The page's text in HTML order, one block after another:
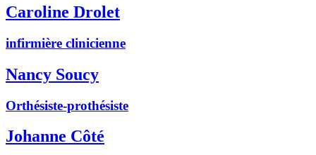
Caroline Drolet
infirmière clinicienne
Nancy Soucy
Orthésiste-prothésiste
Johanne Côté